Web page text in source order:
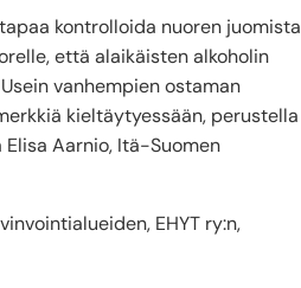
kontrolloida nuoren juomista
että alaikäisten alkoholin
vanhempien ostaman
kieltäytyessään, perustella
Aarnio, Itä-Suomen
EHYT ry:n,